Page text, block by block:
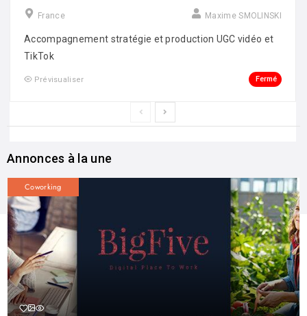
France Maxime SMOLINSKI
Accompagnement stratégie et production UGC vidéo et
TikTok
Prévisualiser Fermé
Annonces à la une
Coworking